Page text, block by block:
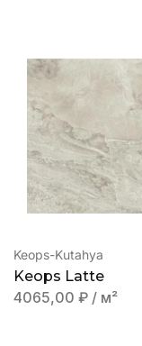
Keops-Kutahya
Keops Latte
4065,00 ₽ / м²